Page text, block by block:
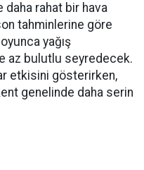
daha rahat bir hava
tahminlerine göre
yağış
az bulutlu seyredecek.
etkisini gösterirken,
genelinde daha serin